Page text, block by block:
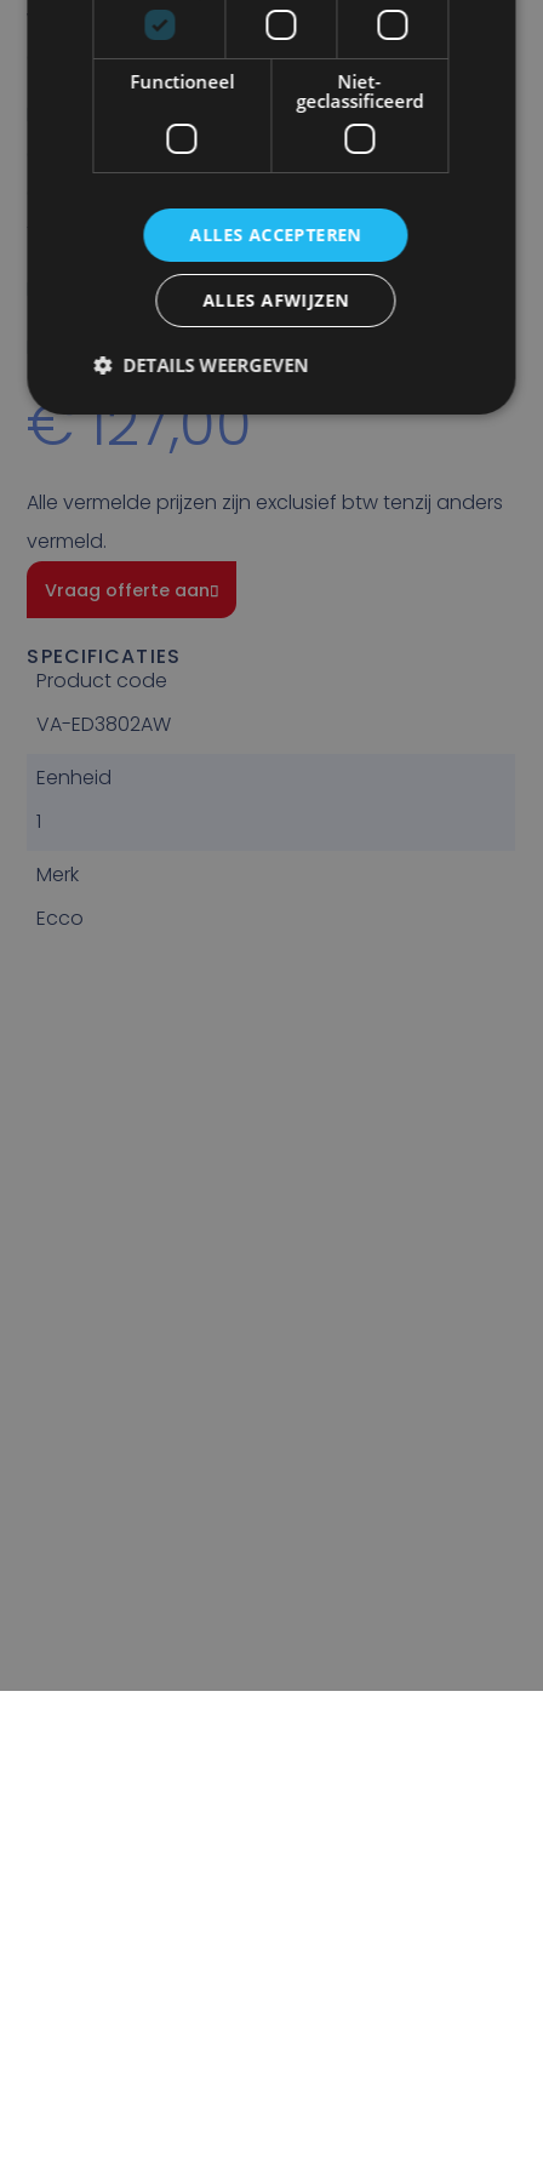
werking. Elke LED-kleur kan onafhankelijk worden
gecontroleerd.
Met 6x 5 watt LED’s. Meerdere ED3801/2 flitsers die
op hetzelfde voertuig gemonteerd zijn, kunnen met
ECE en R65 gekeurd.
€127,00
Alle vermelde prijzen zijn exclusief btw tenzij anders
vermeld.
Vraag offerte aan
SPECIFICATIES
Product code
VA-ED3802AW
Eenheid
1
Merk
Ecco
Functioneel
Niet-
geclassificeerd
ALLES ACCEPTEREN
ALLES AFWIJZEN
DETAILS WEERGEVEN